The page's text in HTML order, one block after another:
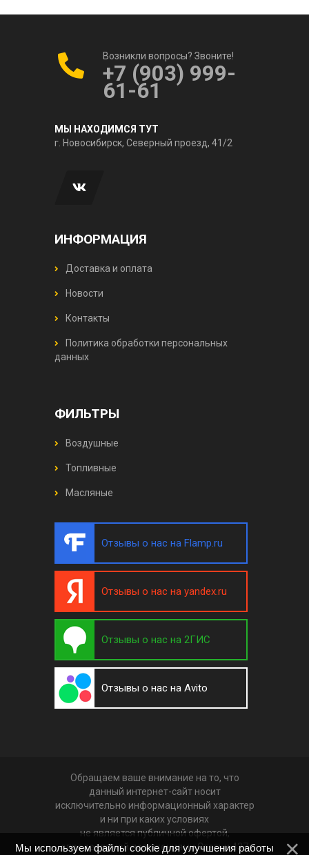
Возникли вопросы? Звоните!
+7 (903) 999-
61-61
МЫ НАХОДИМСЯ ТУТ
г. Новосибирск, Северный проезд, 41/2
ИНФОРМАЦИЯ
Доставка и оплата
Новости
Контакты
Политика обработки персональных
данных
ФИЛЬТРЫ
Воздушные
Топливные
Масляные
Отзывы о нас на Flamp.ru
Отзывы о нас на yandex.ru
Отзывы о нас на 2ГИС
Отзывы о нас на Avito
Обращаем ваше внимание на то, что
данный интернет-сайт носит
исключительно информационный характер
и ни при каких условиях
не является публичной офертой,
определяемой положениями Статьи 437
Мы используем файлы cookie для улучшения работы